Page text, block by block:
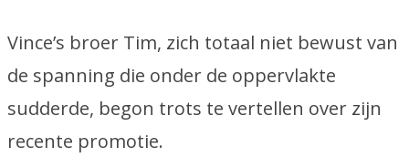
Vince’s broer Tim, zich totaal niet bewust van
de spanning die onder de oppervlakte
sudderde, begon trots te vertellen over zijn
recente promotie.